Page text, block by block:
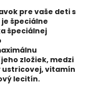
pre vaše deti s
špeciálne
špeciálnej
zložiek, medzi
ustricovej, vitamín
lecitín.